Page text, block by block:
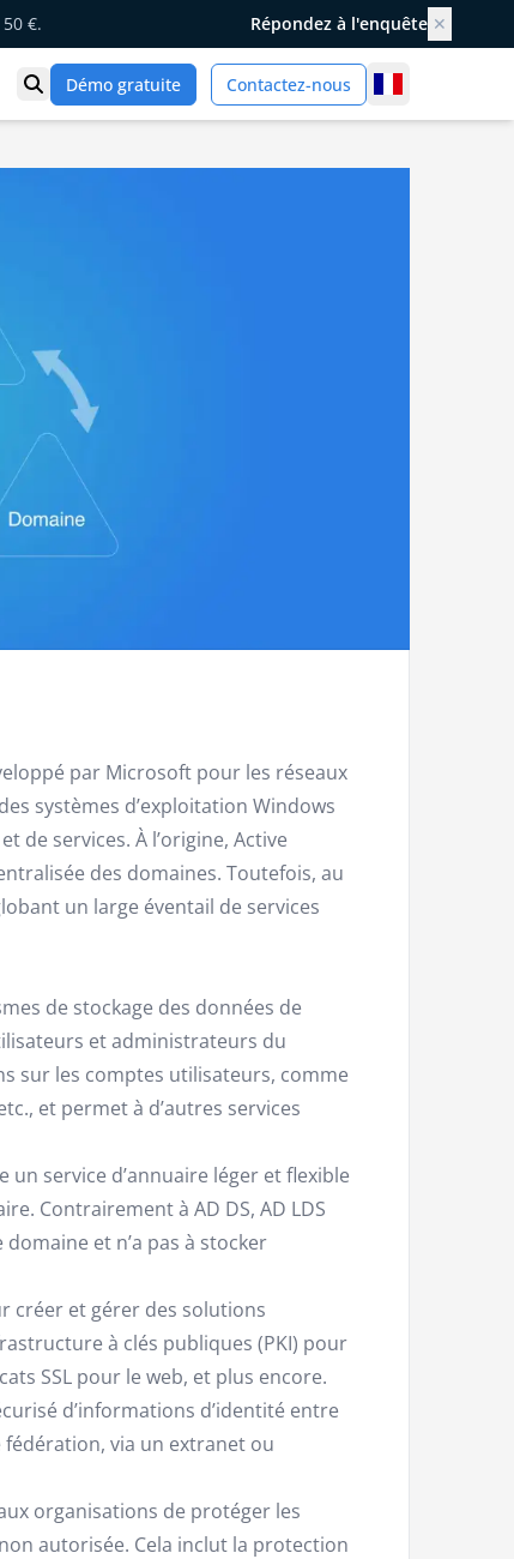
€. Répondez à l'enquête ✕
Ouvrir la recherche
Démo gratuite Contactez-nous
par Microsoft pour les réseaux
systèmes d’exploitation Windows
de services. À l’origine, Active
des domaines. Toutefois, au
un large éventail de services
de stockage des données de
et administrateurs du
sur les comptes utilisateurs, comme
et permet à d’autres services
un service d’annuaire léger et flexible
Contrairement à AD DS, AD LDS
et n’a pas à stocker
créer et gérer des solutions
à clés publiques (PKI) pour
SSL pour le web, et plus encore.
d’informations d’identité entre
fédération, via un extranet ou
organisations de protéger les
autorisée. Cela inclut la protection